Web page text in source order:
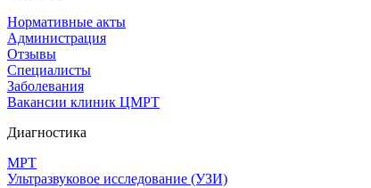
Нормативные акты
Администрация
Отзывы
Специалисты
Заболевания
Вакансии клиник ЦМРТ
Диагностика
МРТ
Ультразвуковое исследование (УЗИ)